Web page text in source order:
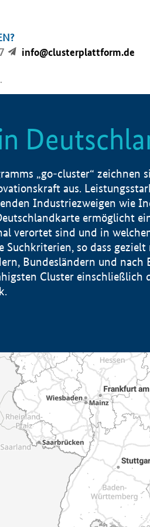
info@clusterplattform.de
„go-cluster“
aus.
Industriezweigen wie
ermöglicht
verortet sind und in
so dass
Bundesländern und
Cluster